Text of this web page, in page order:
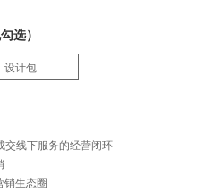
选）
设计包
交线下服务的经营闭环
销生态圈